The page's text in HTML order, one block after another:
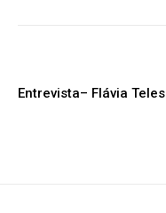
Entrevista– Flávia Teles